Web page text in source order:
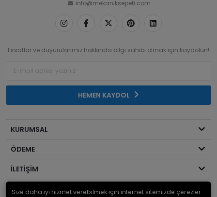
info@mekaniksepeti.com
Fırsatlar ve duyurularımız hakkında bilgi sahibi olmak için kaydolun!
HEMEN KAYDOL
KURUMSAL
ÖDEME
İLETİŞİM
© 2026Mekanik Sepeti. Bir Serdaroğlu A.Ş markasıdır ve tüm hakları
Size daha iyi hizmet verebilmek için internet sitemizde çerezler